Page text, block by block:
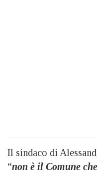
Il sindaco di
“non è il Comune